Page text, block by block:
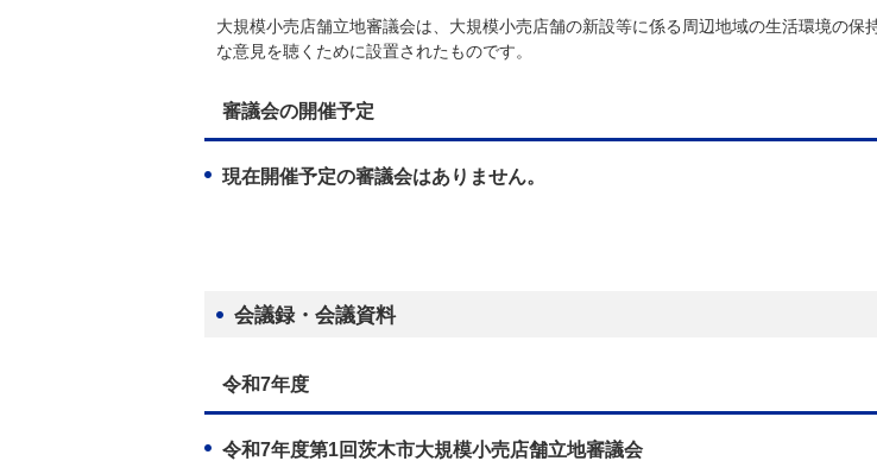
大規模小売店舗立地審議会は、大規模小売店舗の新設等に係る周辺地域の生活環境の保
な意見を聴くために設置されたものです。
審議会の開催予定
現在開催予定の審議会はありません。
会議録・会議資料
令和7年度
令和7年度第1回茨木市大規模小売店舗立地審議会